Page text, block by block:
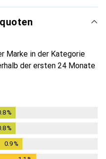
Marke in der Kategorie
der ersten 24 Monate
%
%
0.9%